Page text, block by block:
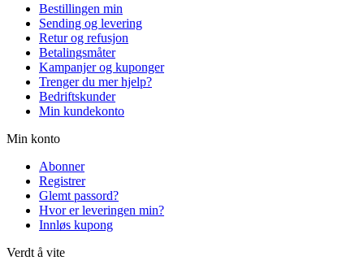
Bestillingen min
Sending og levering
Retur og refusjon
Betalingsmåter
Kampanjer og kuponger
Trenger du mer hjelp?
Bedriftskunder
Min kundekonto
Min konto
Abonner
Registrer
Glemt passord?
Hvor er leveringen min?
Innløs kupong
Verdt å vite